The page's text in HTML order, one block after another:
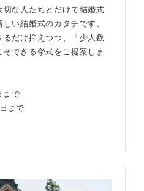
な人たちとだけで結婚式
い結婚式のカタチです。
だけ抑えつつ、「少人数
できる挙式をご提案しま
まで
まで